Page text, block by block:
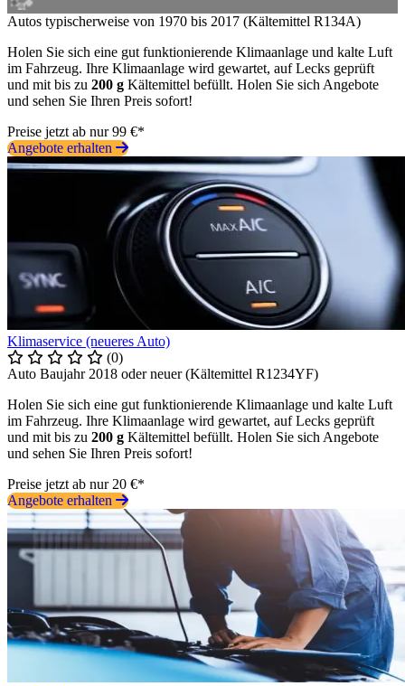
Autos typischerweise von 1970 bis 2017 (Kältemittel R134A)
Holen Sie sich eine gut funktionierende Klimaanlage und kalte Luft
im Fahrzeug. Ihre Klimaanlage wird gewartet, auf Lecks geprüft
und mit bis zu 200 g Kältemittel befüllt. Holen Sie sich Angebote
und sehen Sie Ihren Preis sofort!
Preise jetzt ab nur 99 €*
Angebote erhalten
Klimaservice (neueres Auto)
(0)
Auto Baujahr 2018 oder neuer (Kältemittel R1234YF)
Holen Sie sich eine gut funktionierende Klimaanlage und kalte Luft
im Fahrzeug. Ihre Klimaanlage wird gewartet, auf Lecks geprüft
und mit bis zu 200 g Kältemittel befüllt. Holen Sie sich Angebote
und sehen Sie Ihren Preis sofort!
Preise jetzt ab nur 20 €*
Angebote erhalten